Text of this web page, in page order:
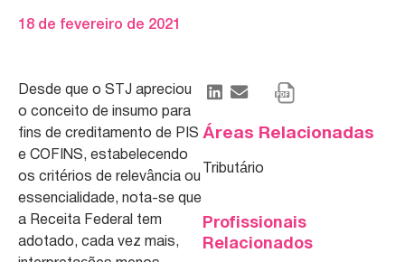
18 de fevereiro de 2021
Desde que o STJ apreciou
o conceito de insumo para
fins de creditamento de PIS
e COFINS, estabelecendo
os critérios de relevância ou
essencialidade, nota-se que
a Receita Federal tem
adotado, cada vez mais,
Áreas Relacionadas
Tributário
Profissionais
Relacionados